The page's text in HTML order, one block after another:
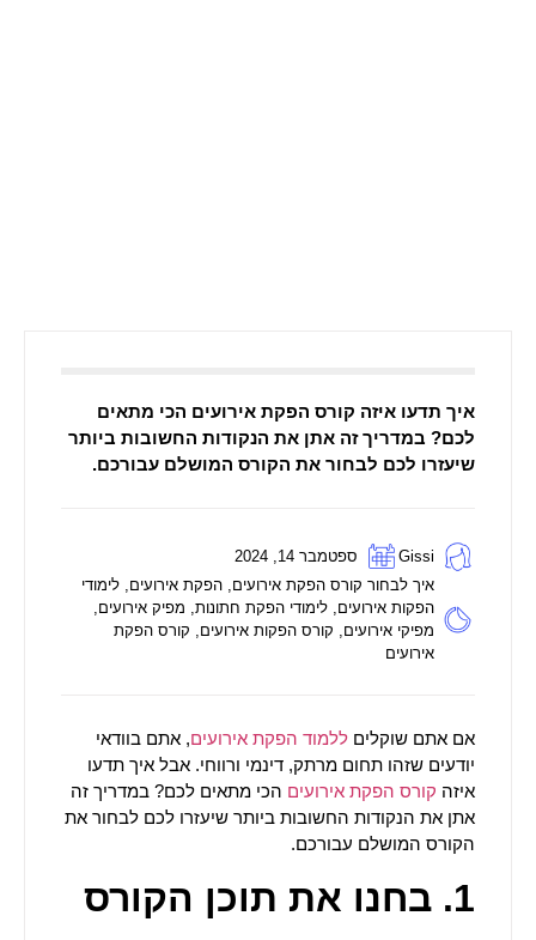
איך תדעו איזה קורס הפקת אירועים הכי מתאים
לכם? במדריך זה אתן את הנקודות החשובות ביותר
שיעזרו לכם לבחור את הקורס המושלם עבורכם.
Gissi
ספטמבר 14, 2024
איך לבחור קורס הפקת אירועים, הפקת אירועים, לימודי
הפקות אירועים, לימודי הפקת חתונות, מפיק אירועים,
מפיקי אירועים, קורס הפקות אירועים, קורס הפקת
אירועים
אם אתם שוקלים ללמוד הפקת אירועים, אתם בוודאי
יודעים שזהו תחום מרתק, דינמי ורווחי. אבל איך תדעו
איזה קורס הפקת אירועים הכי מתאים לכם? במדריך זה
אתן את הנקודות החשובות ביותר שיעזרו לכם לבחור את
הקורס המושלם עבורכם.
1. בחנו את תוכן הקורס